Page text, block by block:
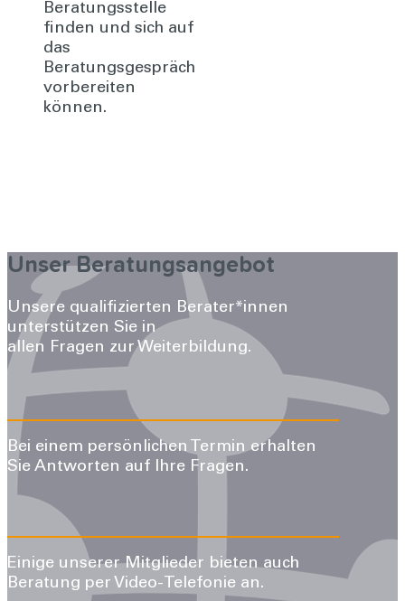
Beratungsstelle
finden und sich auf
das
Beratungsgespräch
vorbereiten
können.
Unser Beratungsangebot
Unsere qualifizierten Berater*innen
unterstützen Sie in
allen Fragen zur Weiterbildung.
Bei einem persönlichen Termin erhalten
Sie Antworten auf Ihre Fragen.
Einige unserer Mitglieder bieten auch
Beratung per Video-Telefonie an.